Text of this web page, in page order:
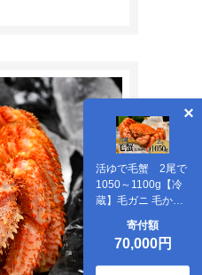
活ゆで毛蟹 2尾で
1050～1100g【冷
蔵】毛ガニ 毛かに
国産 北海道産
寄付額
70,000円